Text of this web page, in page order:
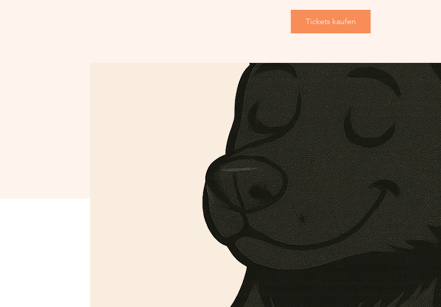
Tickets kaufen